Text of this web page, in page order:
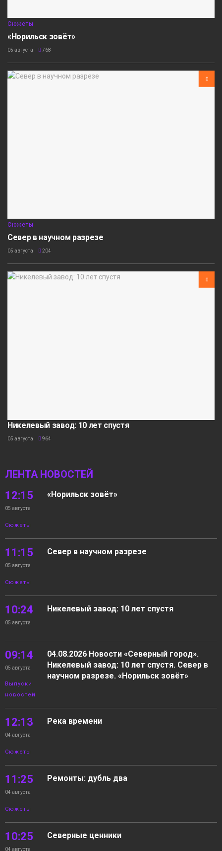
Сюжеты
«Норильск зовёт»
05 августа 768
Сюжеты
Север в научном разрезе
05 августа 204
Никелевый завод: 10 лет спустя
05 августа 964
ЛЕНТА НОВОСТЕЙ
12:15
05 августа
Сюжеты
«Норильск зовёт»
11:15
05 августа
Сюжеты
Север в научном разрезе
10:24
05 августа
Никелевый завод: 10 лет спустя
09:14
05 августа
Выпуски
новостей
04.08.2026 Новости «Северный город».
Никелевый завод: 10 лет спустя. Север в
научном разрезе. «Норильск зовёт»
12:13
04 августа
Сюжеты
Река времени
11:25
04 августа
Сюжеты
Ремонты: дубль два
10:25
04 августа
Северные ценники